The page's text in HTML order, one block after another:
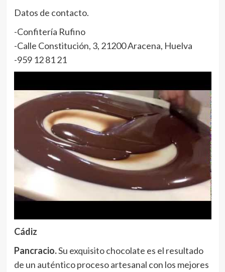
Datos de contacto.
-Confitería Rufino
-Calle Constitución, 3, 21200 Aracena, Huelva
-959 12 81 21
Cádiz
Pancracio.Su exquisito chocolate es el resultado
de un auténtico proceso artesanal con los mejores